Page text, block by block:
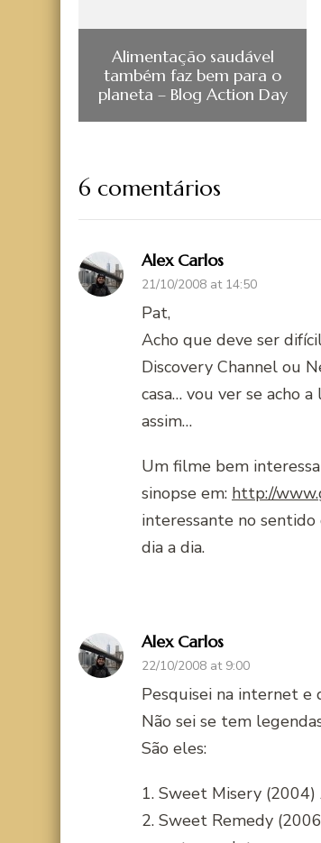
Alimentação saudável
também faz bem para o
planeta – Blog Action Day
6 comentários
Alex Carlos
21/10/2008 at 14:50
Pat,
Acho que deve ser
Discovery Channel ou
casa… vou ver se acho
assim…
Um filme bem
sinopse em: http://
interessante no sentido
dia a dia.
Alex Carlos
22/10/2008 at 9:00
Pesquisei na internet e
Não sei se tem
São eles:
1. Sweet Misery
2. Sweet Remedy